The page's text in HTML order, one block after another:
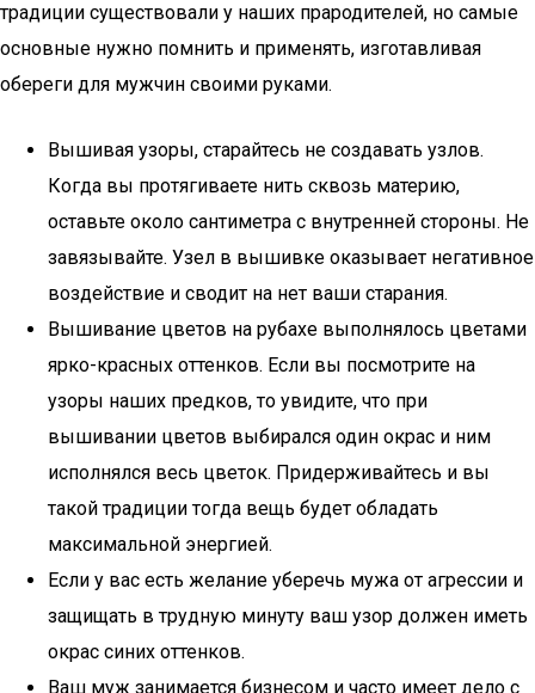
традиции существовали у наших прародителей, но самые
основные нужно помнить и применять, изготавливая
обереги для мужчин своими руками.
Вышивая узоры, старайтесь не создавать узлов.
Когда вы протягиваете нить сквозь материю,
оставьте около сантиметра с внутренней стороны. Не
завязывайте. Узел в вышивке оказывает негативное
воздействие и сводит на нет ваши старания.
Вышивание цветов на рубахе выполнялось цветами
ярко-красных оттенков. Если вы посмотрите на
узоры наших предков, то увидите, что при
вышивании цветов выбирался один окрас и ним
исполнялся весь цветок. Придерживайтесь и вы
такой традиции тогда вещь будет обладать
максимальной энергией.
Если у вас есть желание уберечь мужа от агрессии и
защищать в трудную минуту ваш узор должен иметь
окрас синих оттенков.
Ваш муж занимается бизнесом и часто имеет дело с